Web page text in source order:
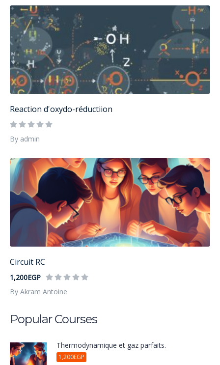
Reaction d'oxydo-réductiion
By admin
Circuit RC
1,200EGP
By Akram Antoine
Popular Courses
Thermodynamique et gaz parfaits.
1,200EGP